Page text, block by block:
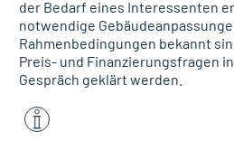
der Bedarf eines Interessenten
notwendige
Rahmenbedingungen bekannt
Preis- und Finanzierungsfragen
Gespräch geklärt werden.